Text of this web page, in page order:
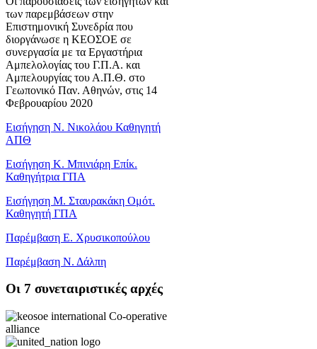
των παρεμβάσεων στην
Επιστημονική Συνεδρία που
διοργάνωσε η ΚΕΟΣΟΕ σε
συνεργασία με τα Εργαστήρια
Αμπελολογίας του Γ.Π.Α. και
Αμπελουργίας του Α.Π.Θ. στο
Γεωπονικό Παν. Αθηνών, στις 14
Φεβρουαρίου 2020
Εισήγηση Ν. Νικολάου Καθηγητή
ΑΠΘ
Εισήγηση Κ. Μπινιάρη Επίκ.
Καθηγήτρια ΓΠΑ
Εισήγηση Μ. Σταυρακάκη Ομότ.
Καθηγητή ΓΠΑ
Παρέμβαση Ε. Χρυσικοπούλου
Παρέμβαση Ν. Δάλπη
Oι 7 συνεταιριστικές αρχές